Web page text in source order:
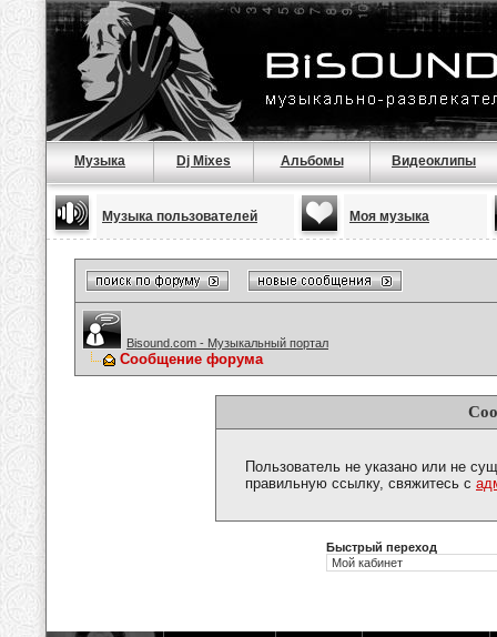
Музыка Dj Mixes Альбомы Видеоклипы
Музыка пользователей Моя музыка
Bisound.com - Музыкальный портал
Сообщение форума
Пользователь не указано или не
правильную ссылку, свяжитесь с
Быстрый переход